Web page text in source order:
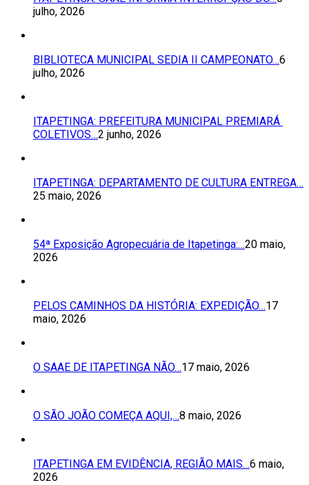
julho, 2026
BIBLIOTECA MUNICIPAL SEDIA II CAMPEONATO…6
julho, 2026
ITAPETINGA: PREFEITURA MUNICIPAL PREMIARÁ
COLETIVOS…2 junho, 2026
ITAPETINGA: DEPARTAMENTO DE CULTURA ENTREGA…
25 maio, 2026
54ª Exposição Agropecuária de Itapetinga:…20 maio,
2026
PELOS CAMINHOS DA HISTÓRIA: EXPEDIÇÃO…17
maio, 2026
O SAAE DE ITAPETINGA NÃO…17 maio, 2026
O SÃO JOÃO COMEÇA AQUI,…8 maio, 2026
ITAPETINGA EM EVIDÊNCIA, REGIÃO MAIS…6 maio,
2026